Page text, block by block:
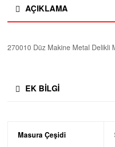
AÇIKLAMA
270010 Düz Makine Metal Delikli
EK BILGI
Masura Çeşidi